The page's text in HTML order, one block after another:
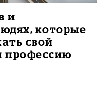
и
которые
свой
профессию